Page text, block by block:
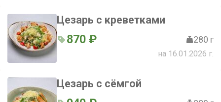
Цезарь с креветками
870 ₽ 280 г
на 16.01.2026 г.
Цезарь с сёмгой